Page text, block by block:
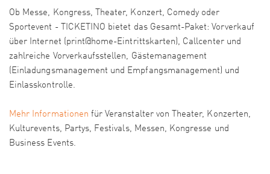
Ob Messe, Kongress, Theater, Konzert, Comedy oder
Sportevent - TICKETINO bietet das Gesamt-Paket: Vorverkauf
über Internet (print@home-Eintrittskarten), Callcenter und
zahlreiche Vorverkaufsstellen, Gästemanagement
(Einladungsmanagement und Empfangsmanagement) und
Einlasskontrolle.
Mehr Informationen für Veranstalter von Theater, Konzerten,
Kulturevents, Partys, Festivals, Messen, Kongresse und
Business Events.